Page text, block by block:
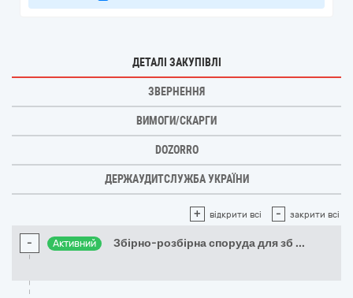
ДЕТАЛІ ЗАКУПІВЛІ
ЗВЕРНЕННЯ
ВИМОГИ/СКАРГИ
DOZORRO
ДЕРЖАУДИТСЛУЖБА УКРАЇНИ
+ відкрити всі - закрити всі
- Активний Збірно-розбірна споруда для зб ...